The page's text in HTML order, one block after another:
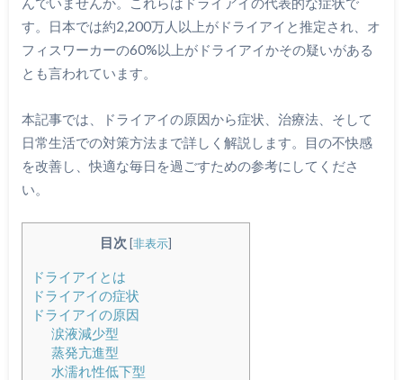
す。日本では約2,200万人以上がドライアイと推定され、オ
フィスワーカーの60%以上がドライアイかその疑いがある
とも言われています。
本記事では、ドライアイの原因から症状、治療法、そして
日常生活での対策方法まで詳しく解説します。目の不快感
を改善し、快適な毎日を過ごすための参考にしてくださ
い。
目次 [非表示]
ドライアイとは
ドライアイの症状
ドライアイの原因
涙液減少型
蒸発亢進型
水濡れ性低下型